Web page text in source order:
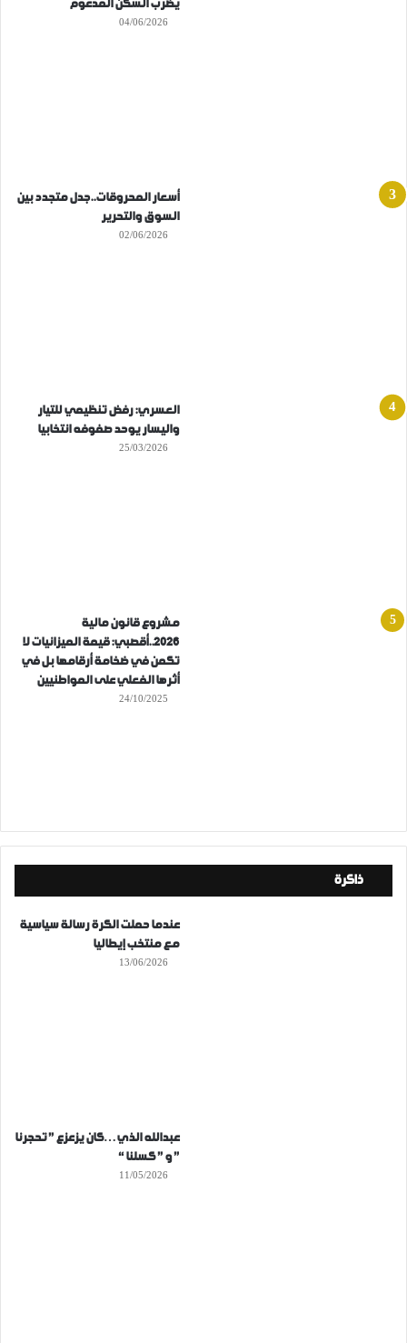
يضرب السكن المدعوم
04/06/2026
أسعار المحروقات..جدل متجدد بين
السوق والتحرير
02/06/2026
العسري: رفض تنظيمي للتيار
واليسار يوحد صفوفه انتخابيا
25/03/2026
مشروع قانون مالية
2026..أقصبي: قيمة الميزانيات لا
تكمن في ضخامة أرقامها بل في
أثرها الفعلي على المواطنيين
24/10/2025
ذاكرة
عندما حملت الكرة رسالة سياسية
مع منتخب إيطاليا
13/06/2026
عبدالله الذي…كان يزعزع ” تحجرنا
” و ” كسلنا “
11/05/2026